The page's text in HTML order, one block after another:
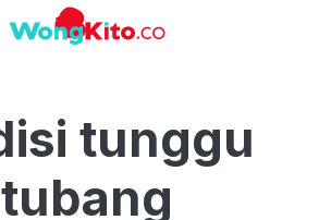
tunggu
tubang